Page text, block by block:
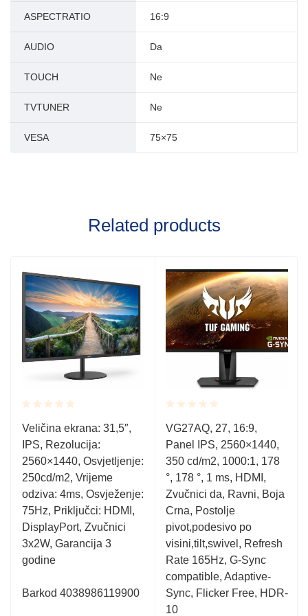
ASPECTRATIO 16:9
AUDIO Da
TOUCH Ne
TVTUNER Ne
VESA 75×75
Related products
Rated
0.001
out
of
5
Veličina ekrana: 31,5″,
IPS, Rezolucija:
2560×1440, Osvjetljenje:
250cd/m2, Vrijeme
odziva: 4ms, Osvježenje:
75Hz, Priključci: HDMI,
DisplayPort, Zvučnici
3x2W, Garancija 3
godine
Barkod 4038986119900
Rated
0.001
out
of
5
VG27AQ, 27, 16:9,
Panel IPS, 2560×1440,
350 cd/m2, 1000:1, 178
°, 178 °, 1 ms, HDMI,
Zvučnici da, Ravni, Boja
Crna, Postolje
pivot,podesivo po
visini,tilt,swivel, Refresh
Rate 165Hz, G-Sync
compatible, Adaptive-
Sync, Flicker Free, HDR-
10